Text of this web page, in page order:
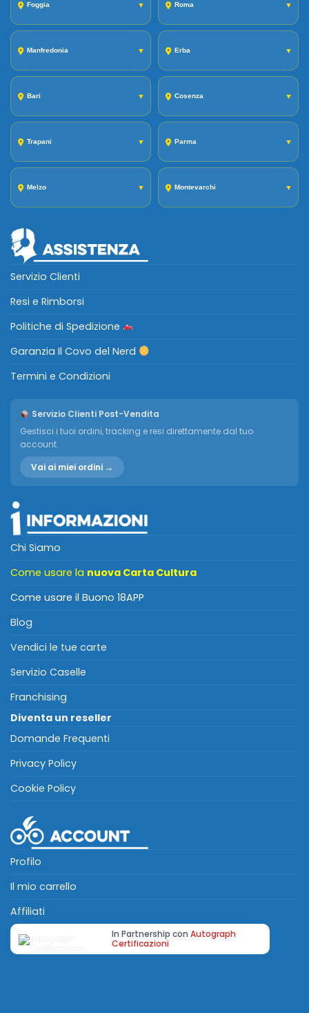
Foggia ▼ Roma ▼
Manfredonia ▼ Erba ▼
Bari ▼ Cosenza ▼
Trapani ▼ Parma ▼
Melzo ▼ Montevarchi ▼
Servizio Clienti
Resi e Rimborsi
Politiche di Spedizione
Garanzia Il Covo del Nerd
Termini e Condizioni
Servizio Clienti Post-Vendita
Gestisci i tuoi ordini, tracking e resi direttamente dal tuo
account.
Vai ai miei ordini →
Chi Siamo
Come usare la nuova Carta Cultura
Come usare il Buono 18APP
Blog
Vendici le tue carte
Servizio Caselle
Franchising
Diventa un reseller
Domande Frequenti
Privacy Policy
Cookie Policy
Profilo
Il mio carrello
Affiliati
In Partnership con Autograph
Certificazioni